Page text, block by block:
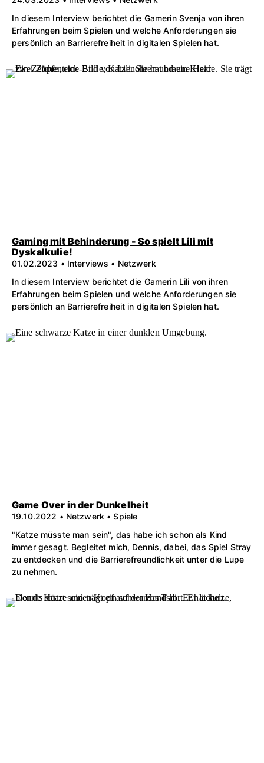
In diesem Interview berichtet die Gamerin Svenja von ihren
Erfahrungen beim Spielen und welche Anforderungen sie
persönlich an Barrierefreiheit in digitalen Spielen hat.
Gaming mit Behinderung - So spielt Lili mit
Dyskalkulie!
01.02.2023 • Interviews • Netzwerk
In diesem Interview berichtet die Gamerin Lili von ihren
Erfahrungen beim Spielen und welche Anforderungen sie
persönlich an Barrierefreiheit in digitalen Spielen hat.
Game Over in der Dunkelheit
19.10.2022 • Netzwerk • Spiele
"Katze müsste man sein", das habe ich schon als Kind
immer gesagt. Begleitet mich, Dennis, dabei, das Spiel Stray
zu entdecken und die Barrierefreundlichkeit unter die Lupe
zu nehmen.